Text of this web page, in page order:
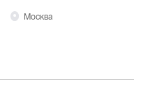
Москва